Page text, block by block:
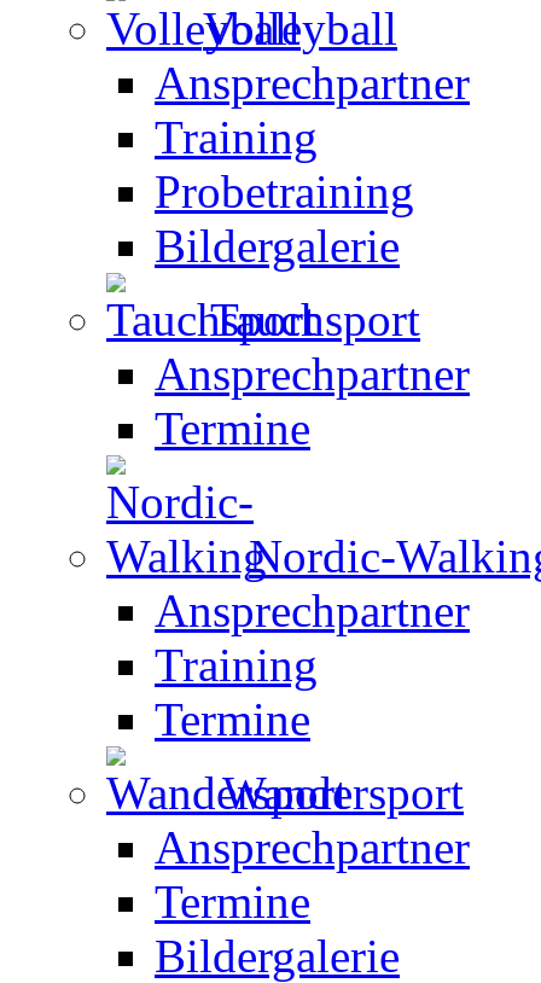
Volleyball
Ansprechpartner
Training
Probetraining
Bildergalerie
Tauchsport
Ansprechpartner
Termine
Nordic-
Ansprechpartner
Training
Termine
Wandersport
Ansprechpartner
Termine
Bildergalerie